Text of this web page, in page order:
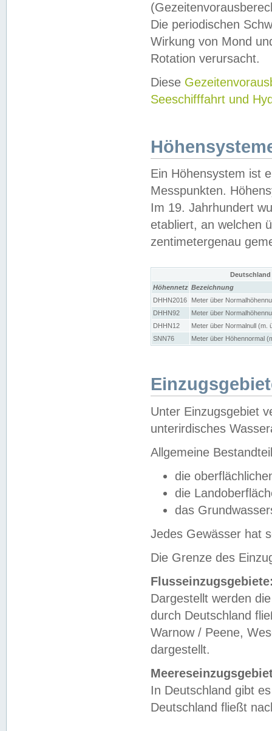
Die periodischen
Wirkung von Mond
Rotation verursacht.
Diese
Seeschifffahrt und
Ein Höhensystem ist
Messpunkten.
Im 19. Jahrhundert
etabliert, an welchen
zentimetergenau
Höhennetz Bezeichnung
DHHN2016
Meter über
DHHN92
Meter über
DHHN12
Meter über Normalnull (m.
SNN76
Meter über Höhennormal
Unter Einzugsgebiet
unterirdisches
Allgemeine
die
die
das
Jedes Gewässer hat
Die Grenze des
Dargestellt werden
durch Deutschland
Warnow / Peene,
dargestellt.
In Deutschland gibt
Deutschland fließt